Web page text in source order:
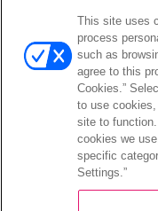
투자자
This site uses
process
such as
agree to this
Cookies.”
to use
site to
cookies we
specific
Settings.”